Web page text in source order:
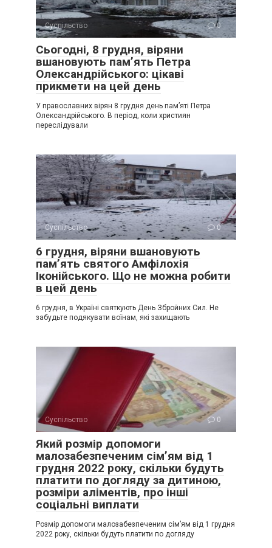
Суспільство 0
Сьогодні, 8 грудня, віряни
вшановують пам’ять Петра
Олександрійського: цікаві
прикмети на цей день
У православних вірян 8 грудня день пам’яті Петра
Олександрійського. В період, коли християн
переслідували
Суспільство 0
6 грудня, віряни вшановують
пам’ять святого Амфілохія
Іконійського. Що не можна робити
в цей день
6 грудня, в Україні святкують День Збройних Сил. Не
забудьте подякувати воїнам, які захищають
Суспільство 0
Який розмір допомоги
малозабезпеченим сім’ям від 1
грудня 2022 року, скільки будуть
платити по догляду за дитиною,
розміри аліментів, про інші
соціальні виплати
Розмір допомоги малозабезпеченим сім’ям від 1 грудня
2022 року, скільки будуть платити по догляду